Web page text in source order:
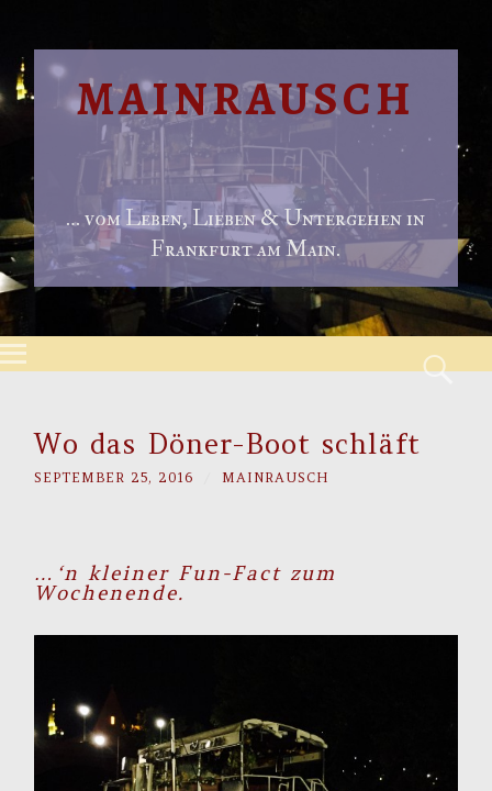
MAINRAUSCH
… vom Leben, Lieben & Untergehen in
Frankfurt am Main.
Menu
Wo das Döner-Boot schläft
SEPTEMBER 25, 2016 MAINRAUSCH
…‘n kleiner Fun-Fact zum
Wochenende.